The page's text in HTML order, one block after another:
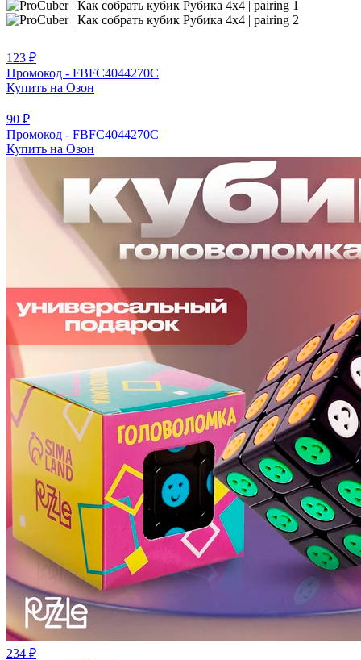
123 ₽
Промокод - FBFC4044270C
Купить на Озон
90 ₽
Промокод - FBFC4044270C
Купить на Озон
234 ₽